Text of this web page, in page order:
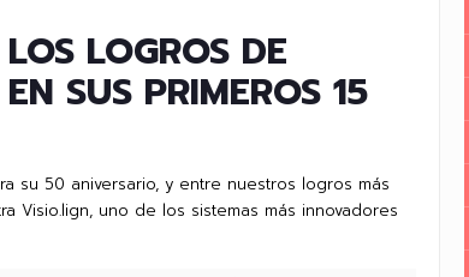
LOGROS DE
SUS PRIMEROS 15
su 50 aniversario, y entre nuestros logros más
Visio.lign, uno de los sistemas más innovadores